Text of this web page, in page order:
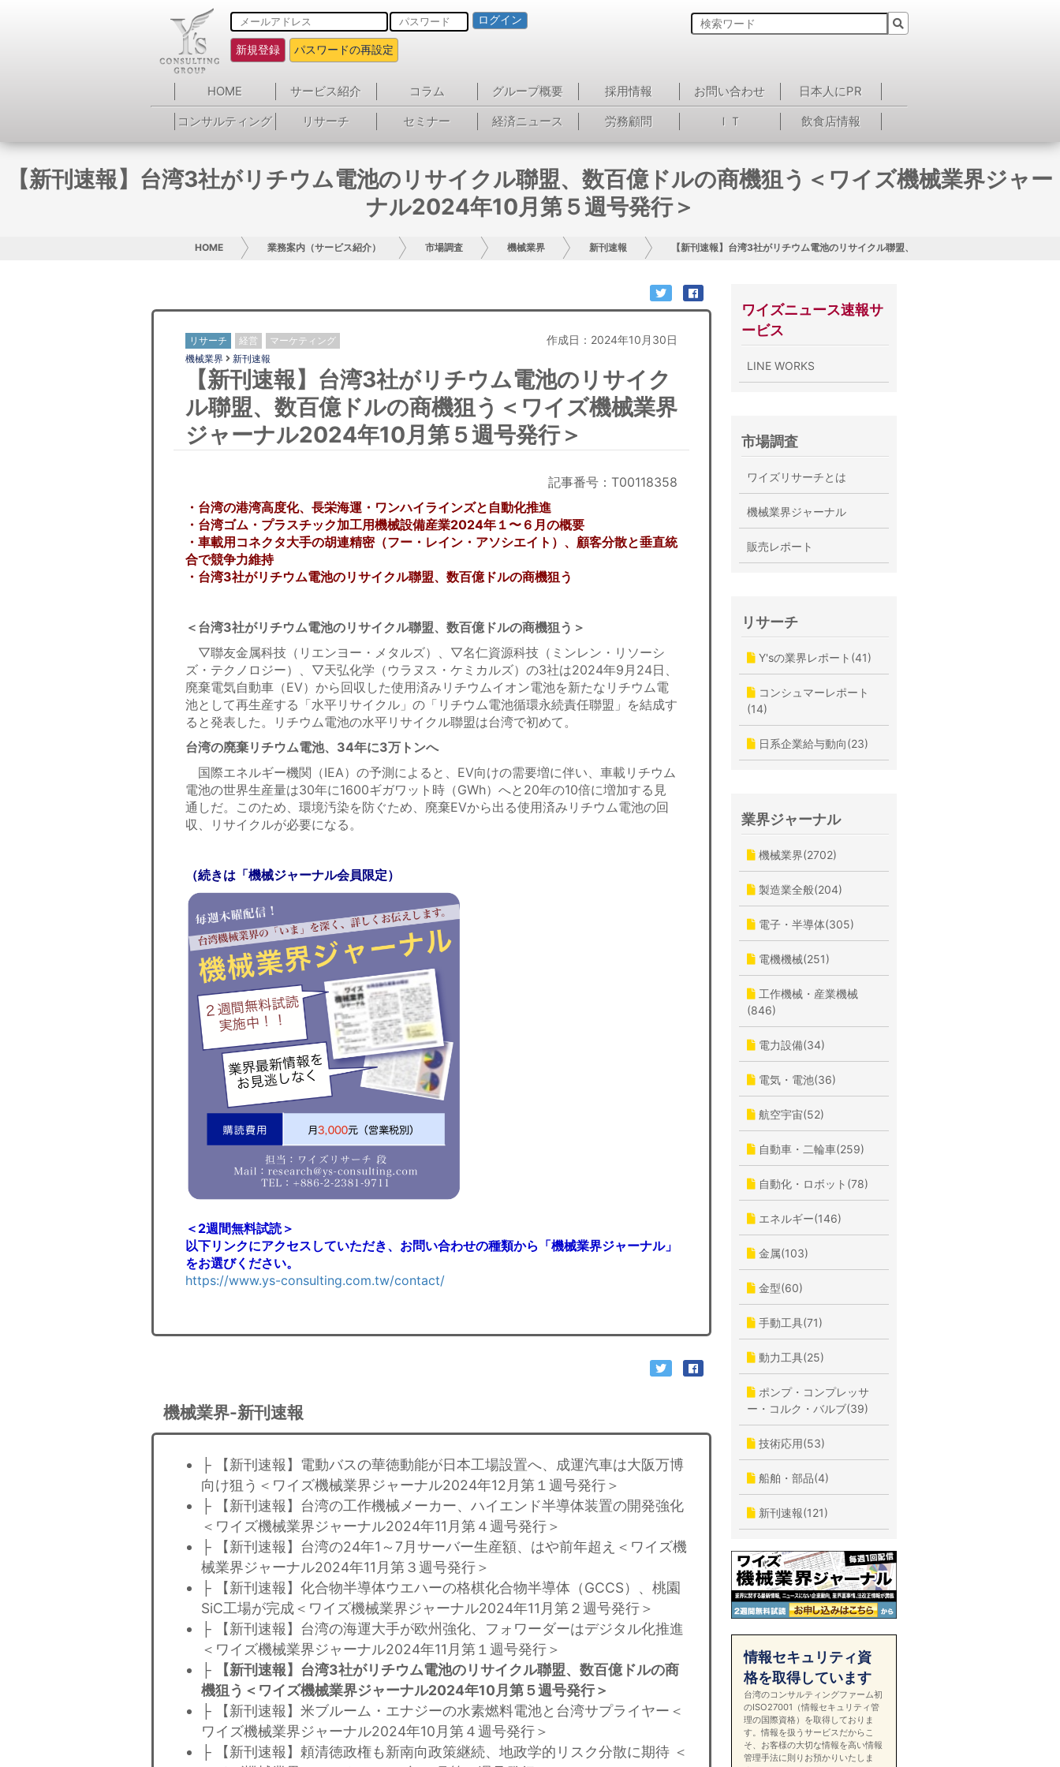
ログイン
新規登録 パスワードの再設定
HOME サービス紹介 コラム グループ概要 採用情報 お問い合わせ
日本人にPR
コンサルティング
リサーチ セミナー 経済ニュース 労務顧問 ＩＴ 飲食店情報
【新刊速報】台湾3社がリチウム電池のリサイクル聯盟、数百億ドルの商機狙う＜ワイズ機械業界ジャー
ナル2024年10月第５週号発行＞
HOME 業務案内（サービス紹介） 市場調査 機械業界 新刊速報 【新刊速報】台湾3社がリチウム電池のリサイクル聯盟、数百億ドルの商機狙う＜ワイズ
リサーチ 経営 マーケティング 作成日：2024年10月30日
機械業界 新刊速報
【新刊速報】台湾3社がリチウム電池のリサイク
ル聯盟、数百億ドルの商機狙う＜ワイズ機械業界
ジャーナル2024年10月第５週号発行＞
記事番号：T00118358
・台湾の港湾高度化、長栄海運・ワンハイラインズと自動化推進
・台湾ゴム・プラスチック加工用機械設備産業2024年１〜６月の概要
・車載用コネクタ大手の胡連精密（フー・レイン・アソシエイト）、顧客分散と垂直統
合で競争力維持
・台湾3社がリチウム電池のリサイクル聯盟、数百億ドルの商機狙う
＜台湾3社がリチウム電池のリサイクル聯盟、数百億ドルの商機狙う＞
▽聯友金属科技（リエンヨー・メタルズ）、▽名仁資源科技（ミンレン・リソーシ
ズ・テクノロジー）、▽天弘化学（ウラヌス・ケミカルズ）の3社は2024年9月24日、
廃棄電気自動車（EV）から回収した使用済みリチウムイオン電池を新たなリチウム電
池として再生産する「水平リサイクル」の「リチウム電池循環永続責任聯盟」を結成す
ると発表した。リチウム電池の水平リサイクル聯盟は台湾で初めて。
台湾の廃棄リチウム電池、34年に3万トンへ
国際エネルギー機関（IEA）の予測によると、EV向けの需要増に伴い、車載リチウム
電池の世界生産量は30年に1600ギガワット時（GWh）へと20年の10倍に増加する見
通しだ。このため、環境汚染を防ぐため、廃棄EVから出る使用済みリチウム電池の回
収、リサイクルが必要になる。
（続きは「機械ジャーナル会員限定）
＜2週間無料試読＞
以下リンクにアクセスしていただき、お問い合わせの種類から「機械業界ジャーナル」
をお選びください。
https://www.ys-consulting.com.tw/contact/
機械業界-新刊速報
├ 【新刊速報】電動バスの華徳動能が日本工場設置へ、成運汽車は大阪万博
向け狙う＜ワイズ機械業界ジャーナル2024年12月第１週号発行＞
├ 【新刊速報】台湾の工作機械メーカー、ハイエンド半導体装置の開発強化
＜ワイズ機械業界ジャーナル2024年11月第４週号発行＞
├ 【新刊速報】台湾の24年1～7月サーバー生産額、はや前年超え＜ワイズ機
械業界ジャーナル2024年11月第３週号発行＞
├ 【新刊速報】化合物半導体ウエハーの格棋化合物半導体（GCCS）、桃園
SiC工場が完成＜ワイズ機械業界ジャーナル2024年11月第２週号発行＞
├ 【新刊速報】台湾の海運大手が欧州強化、フォワーダーはデジタル化推進
＜ワイズ機械業界ジャーナル2024年11月第１週号発行＞
├
【新刊速報】台湾3社がリチウム電池のリサイクル聯盟、数百億ドルの商
機狙う＜ワイズ機械業界ジャーナル2024年10月第５週号発行＞
├ 【新刊速報】米ブルーム・エナジーの水素燃料電池と台湾サプライヤー＜
ワイズ機械業界ジャーナル2024年10月第４週号発行＞
├ 【新刊速報】頼清徳政権も新南向政策継続、地政学的リスク分散に期待 ＜
ワイズニュース速報サ
ービス
LINE WORKS
市場調査
ワイズリサーチとは
機械業界ジャーナル
販売レポート
リサーチ
Y'sの業界レポート(41)
コンシュマーレポート
(14)
日系企業給与動向(23)
業界ジャーナル
機械業界(2702)
製造業全般(204)
電子・半導体(305)
電機機械(251)
工作機械・産業機械
(846)
電力設備(34)
電気・電池(36)
航空宇宙(52)
自動車・二輪車(259)
自動化・ロボット(78)
エネルギー(146)
金属(103)
金型(60)
手動工具(71)
動力工具(25)
ポンプ・コンプレッサ
ー・コルク・バルブ(39)
技術応用(53)
船舶・部品(4)
新刊速報(121)
情報セキュリティ資
格を取得しています
台湾のコンサルティングファーム初
のISO27001（情報セキュリティ管
理の国際資格）を取得しておりま
す。情報を扱うサービスだからこ
そ、お客様の大切な情報を高い情報
管理手法に則りお預かりいたしま